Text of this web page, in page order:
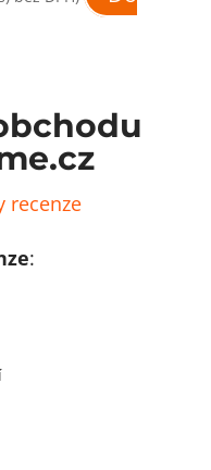
recenze
: